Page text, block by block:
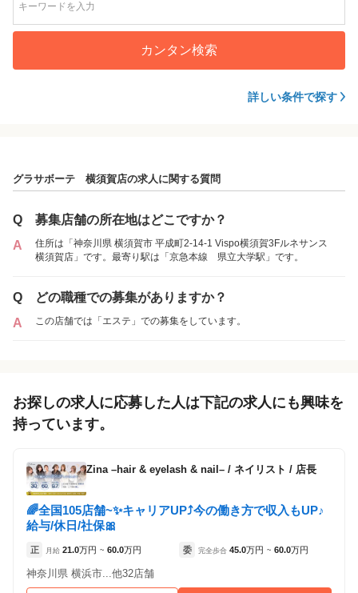
カンタン検索
詳しい条件で探す
グラサボーテ 横須賀店の求人に関する質問
Q
募集店舗の所在地はどこですか？
A
住所は「神奈川県 横須賀市 平成町2-14-1 Vispo横須賀3Fルネサンス
横須賀店」です。最寄り駅は「京急本線 県立大学駅」です。
Q
どの職種での募集がありますか？
A
この店舗では「エステ」での募集をしています。
お探しの求人に応募した人は下記の求人にも興味を
持っています。
Zina –hair & eyelash & nail– / ネイリスト / 店長
🌈全国105店舗~✨キャリアUP⤴️今の働き方で収入もUP♪
給与/休日/社保🎀
正 月給 21.0万円 ~ 60.0万円 委 完全歩合 45.0万円 ~ 60.0万円
神奈川県 横浜市...他32店舗